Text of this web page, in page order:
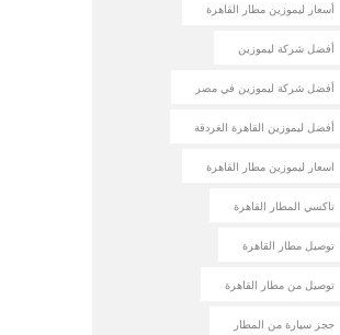
أسعار ليموزين مطار القاهرة
أفضل شركة ليموزين
أفضل شركة ليموزين في مصر
أفضل ليموزين القاهرة الغردقة
اسعار ليموزين مطار القاهرة
تاكسي المطار القاهرة
توصيل مطار القاهرة
توصيل من مطار القاهرة
حجز سيارة من المطار